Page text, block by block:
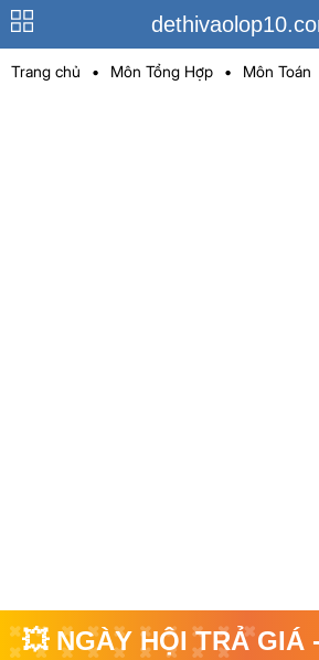
Trang chủ • Môn Tổng Hợp • Môn Toán
💥 NGÀY HỘI TRẢ GIÁ